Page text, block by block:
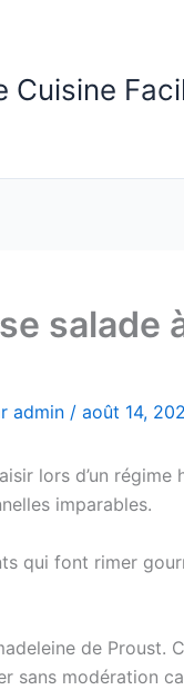
Cuisine
salade
admin / août 14,
lors d’un
imparables.
qui font rimer
de Proust.
sans modération